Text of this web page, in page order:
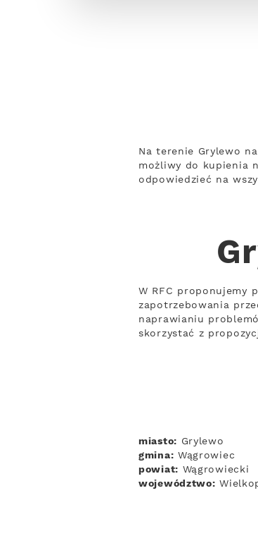
Na terenie Grylewo
możliwy do kupienia
odpowiedzieć na
W RFC proponujemy
zapotrzebowania
naprawianiu
skorzystać z
miasto: Grylewo
gmina: Wągrowiec
powiat: Wągrowiecki
województwo: